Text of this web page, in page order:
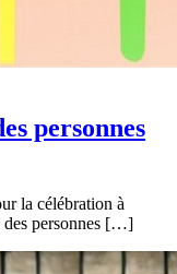
personnes
la célébration à
des personnes […]